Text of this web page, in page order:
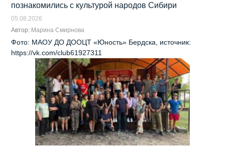
познакомились с культурой народов Сибири
05.08.2026
Автор: Марина Смирнова
Фото: МАОУ ДО ДООЦТ «Юность» Бердска, источник:
https://vk.com/club61927311